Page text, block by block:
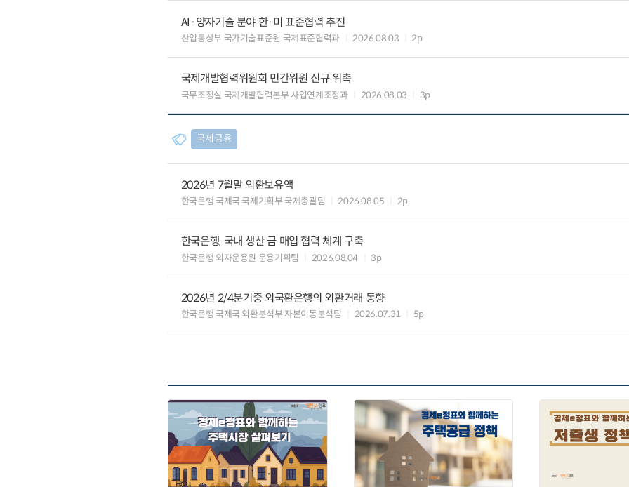
AI·양자기술 분야 한·미 표준협력 추진
산업통상부 국가기술표준원 국제표준협력과 2026.08.03 2p
국제개발협력위원회 민간위원 신규 위촉
국무조정실 국제개발협력본부 사업연계조정과 2026.08.03 3p
국제금융
2026년 7월말 외환보유액
한국은행 국제국 국제기획부 국제총괄팀 2026.08.05 2p
한국은행, 국내 생산 금 매입 협력 체계 구축
한국은행 외자운용원 운용기획팀 2026.08.04 3p
2026년 2/4분기중 외국환은행의 외환거래 동향
한국은행 국제국 외환분석부 자본이동분석팀 2026.07.31 5p